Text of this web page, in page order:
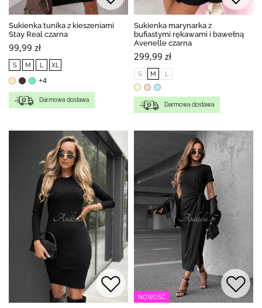
Sukienka tunika z kieszeniami
Stay Real czarna
99,99 zł
S M L XL
+4
Darmowa dostawa
Sukienka marynarka z
bufiastymi rękawami i bawełną
Avenelle czarna
299,99 zł
S M L
Darmowa dostawa
NOWOŚĆ